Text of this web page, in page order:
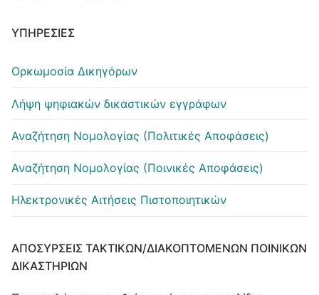
ΥΠΗΡΕΣΊΕΣ
Ορκωμοσία Δικηγόρων
Λήψη ψηφιακών δικαστικών εγγράφων
Αναζήτηση Νομολογίας (Πολιτικές Αποφάσεις)
Αναζήτηση Νομολογίας (Ποινικές Αποφάσεις)
Ηλεκτρονικές Αιτήσεις Πιστοποιητικών
ΑΠΟΣΎΡΣΕΙΣ ΤΑΚΤΙΚΏΝ/ΔΙΑΚΟΠΤΌΜΕΝΩΝ ΠΟΙΝΙΚΏΝ
ΔΙΚΑΣΤΗΡΊΩΝ